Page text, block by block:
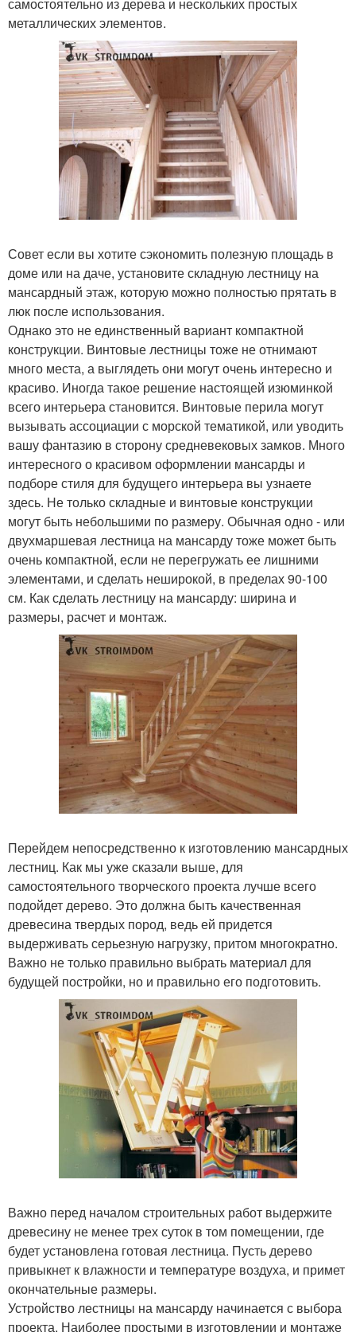
самостоятельно из дерева и нескольких простых
металлических элементов.
Совет если вы хотите сэкономить полезную площадь в
доме или на даче, установите складную лестницу на
мансардный этаж, которую можно полностью прятать в
люк после использования.
Однако это не единственный вариант компактной
конструкции. Винтовые лестницы тоже не отнимают
много места, а выглядеть они могут очень интересно и
красиво. Иногда такое решение настоящей изюминкой
всего интерьера становится. Винтовые перила могут
вызывать ассоциации с морской тематикой, или уводить
вашу фантазию в сторону средневековых замков. Много
интересного о красивом оформлении мансарды и
подборе стиля для будущего интерьера вы узнаете
здесь. Не только складные и винтовые конструкции
могут быть небольшими по размеру. Обычная одно - или
двухмаршевая лестница на мансарду тоже может быть
очень компактной, если не перегружать ее лишними
элементами, и сделать неширокой, в пределах 90-100
см. Как сделать лестницу на мансарду: ширина и
размеры, расчет и монтаж.
Перейдем непосредственно к изготовлению мансардных
лестниц. Как мы уже сказали выше, для
самостоятельного творческого проекта лучше всего
подойдет дерево. Это должна быть качественная
древесина твердых пород, ведь ей придется
выдерживать серьезную нагрузку, притом многократно.
Важно не только правильно выбрать материал для
будущей постройки, но и правильно его подготовить.
Важно перед началом строительных работ выдержите
древесину не менее трех суток в том помещении, где
будет установлена готовая лестница. Пусть дерево
привыкнет к влажности и температуре воздуха, и примет
окончательные размеры.
Устройство лестницы на мансарду начинается с выбора
проекта. Наиболее простыми в изготовлении и монтаже